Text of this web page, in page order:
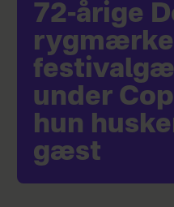
72-årige
under
hun
gæst